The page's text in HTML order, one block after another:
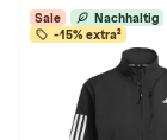
Sale
Nachhaltig
-15% extra²